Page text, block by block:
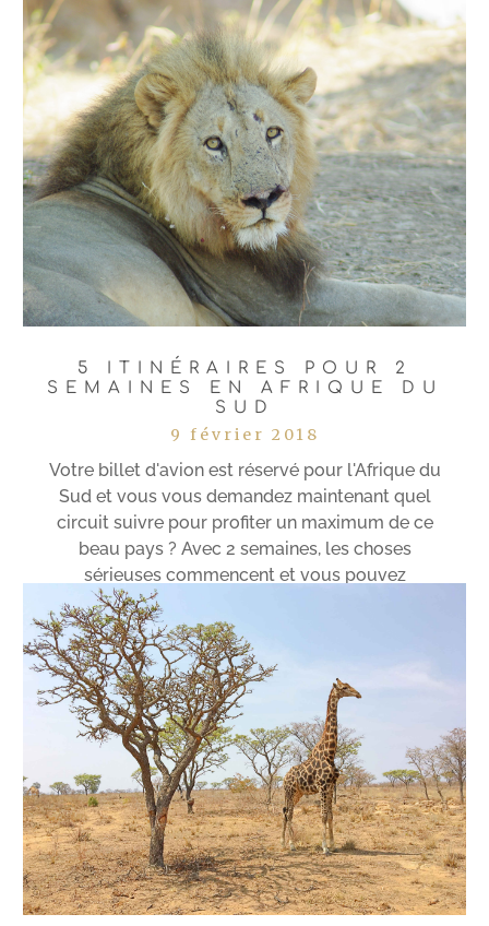
Lire plus
5 ITINÉRAIRES POUR 2
SEMAINES EN AFRIQUE DU
SUD
9 février 2018
Votre billet d'avion est réservé pour l'Afrique du
Sud et vous vous demandez maintenant quel
circuit suivre pour profiter un maximum de ce
beau pays ? Avec 2 semaines, les choses
sérieuses commencent et vous pouvez
vraiment voir déjà pas mal des merveilles que
ce pays...
Lire plus